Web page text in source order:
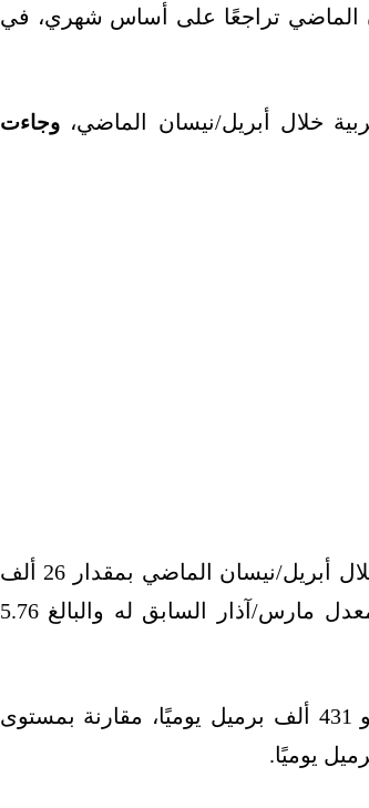
الماضي تراجعًا على أساس شهري، في
خلال أبريل/نيسان الماضي،وجاءت
من النفط الخام المنقول بحرًا خلال أبريل/نيسان الماضي بمقدار 26 ألف
برميل يوميًا، لتصل إلى 5.73 مليون برميل يوميًا، مقارنة بمعدل مارس/آذار السابق له والبالغ 5.76
وعلى أساس سنوي، تراجعت صادرات النفط السعودي بنحو 431 ألف برميل يوميًا، مقارنة بمستوى